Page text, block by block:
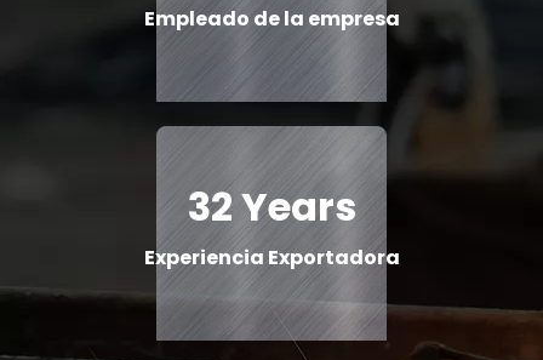
Empleado de la empresa
32 Years
Experiencia Exportadora